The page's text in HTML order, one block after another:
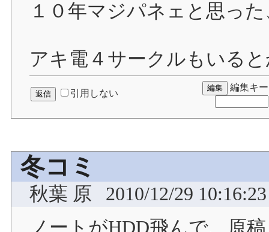
１０年マジパネェと思っ
アキ電４サークルもいる
引用しない
編集キー
冬コミ
秋葉 原
2010/12/29 10:16:23
ノートがHDD飛んで、原